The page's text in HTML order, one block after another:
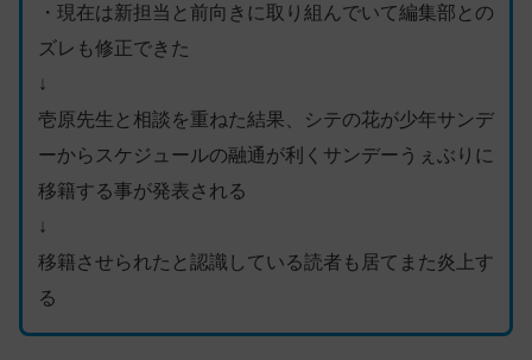
・現在は新担当と前向きに取り組んでいて編集部との
ズレも修正できた
↓
壱原先生と相談を重ねた結果、シテの花が少年サンデ
ーからスケジュールの融通が利くサンデーうぇぶりに
移籍する事が発表される
↓
移籍させられたと認識している読者も居てまた炎上す
る